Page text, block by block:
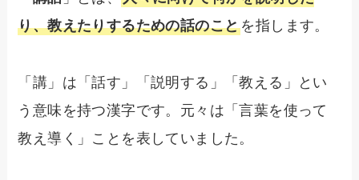
り、教えたりするための話のことを指します。
「講」は「話す」「説明する」「教える」とい
う意味を持つ漢字です。元々は「言葉を使って
教え導く」ことを表していました。